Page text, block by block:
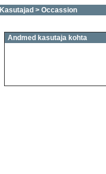
Kasutajad > Occassion
Andmed kasutaja kohta